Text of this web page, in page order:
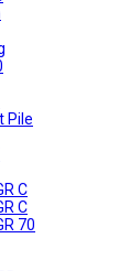
Pile
C
C
70